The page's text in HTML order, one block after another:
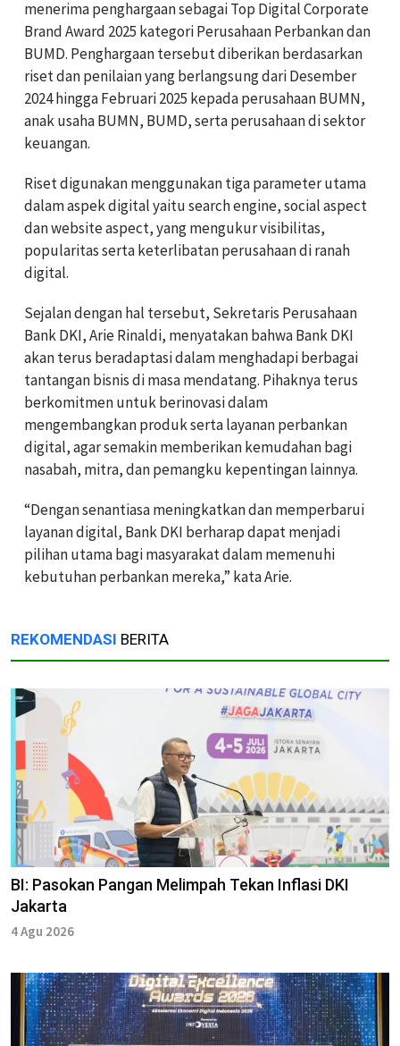
menerima penghargaan sebagai Top Digital Corporate
Brand Award 2025 kategori Perusahaan Perbankan dan
BUMD. Penghargaan tersebut diberikan berdasarkan
riset dan penilaian yang berlangsung dari Desember
2024 hingga Februari 2025 kepada perusahaan BUMN,
anak usaha BUMN, BUMD, serta perusahaan di sektor
keuangan.
Riset digunakan menggunakan tiga parameter utama
dalam aspek digital yaitu search engine, social aspect
dan website aspect, yang mengukur visibilitas,
popularitas serta keterlibatan perusahaan di ranah
digital.
Sejalan dengan hal tersebut, Sekretaris Perusahaan
Bank DKI, Arie Rinaldi, menyatakan bahwa Bank DKI
akan terus beradaptasi dalam menghadapi berbagai
tantangan bisnis di masa mendatang. Pihaknya terus
berkomitmen untuk berinovasi dalam
mengembangkan produk serta layanan perbankan
digital, agar semakin memberikan kemudahan bagi
nasabah, mitra, dan pemangku kepentingan lainnya.
“Dengan senantiasa meningkatkan dan memperbarui
layanan digital, Bank DKI berharap dapat menjadi
pilihan utama bagi masyarakat dalam memenuhi
kebutuhan perbankan mereka,” kata Arie.
REKOMENDASI BERITA
BI: Pasokan Pangan Melimpah Tekan Inflasi DKI
Jakarta
4 Agu 2026